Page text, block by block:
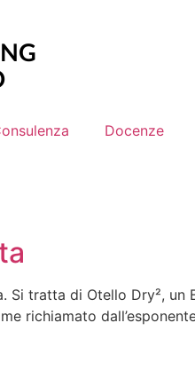
Docenze
tratta di Otello Dry², un
richiamato